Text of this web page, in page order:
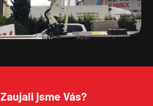
Zaujali jsme Vás?